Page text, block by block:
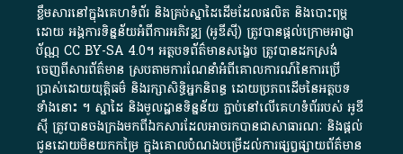
ខ្លឹមសារ​នៅ​ក្នុង​គេហទំព័រ និង​គ្រប់​ស្នា​ដៃ​ដើម​ដែល​ផលិត​ និង​បោះពុម្ព​
ដោយ​ អង្គការ​ទិន្នន័យ​អំពី​ការអភិវឌ្ឍ​​ (អូ​ឌី​ស៊ី)​ ត្រូវ​បាន​ផ្តល់​ក្រោម​អាជ្ញា
ប័ណ្ណ​CC BY-SA 4.0។​ អត្ថបទ​ព័ត៌មាន​សង្ខេប​ ត្រូវ​បាន​ដកស្រង់​
ចេញពី​សារព័ត៌មាន ស្របតាមការ​ណែនាំ​អំពី​គោលការណ៍​នៃ​ការ​ប្រើ
ប្រាស់​ដោយ​យុត្តិធម៌​ និង​រក្សាសិទ្ធិអ្នកនិពន្ធ ដោយ​ប្រភពដើម​នៃ​​អត្ថបទ
ទាំង​នោះ​ ។​ ស្នាដៃ​ និង​មូលដ្ឋាន​ទិន្នន័យ ​ភ្ជាប់​នៅ​លើ​គេហទំព័រ​របស់​ អូ​ឌី​
ស៊ី​ ត្រូវ​បាន​ចងក្រង​មក​ពី​ឯកសារ​ដែល​អាច​រក​បានជា​សាធារណៈ​ និង​ផ្តល់​
ជូន​ដោយ​មិន​យក​កម្រៃ​ ក្នុង​គោលបំណង​បម្រើ​ដល់ការ​ផ្សព្វផ្សាយ​ព័ត៌មាន​